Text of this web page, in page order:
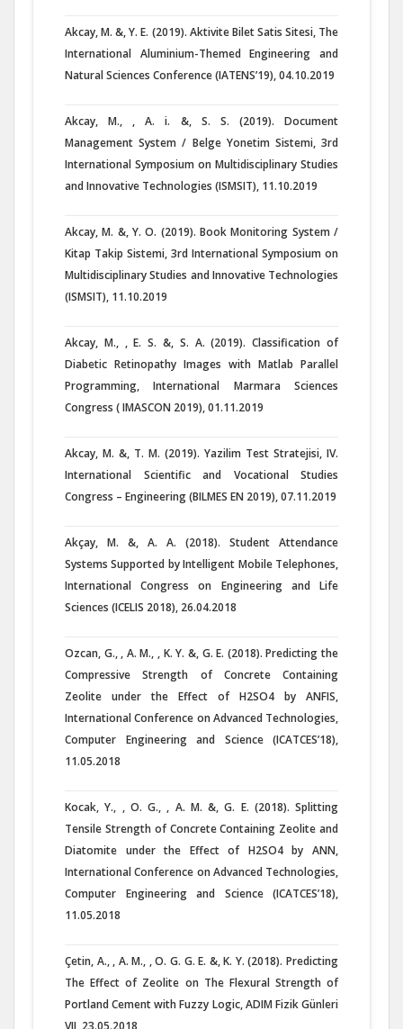
Akcay, M. &, Y. E. (2019). Aktivite Bilet Satis Sitesi, The
International Aluminium-Themed Engineering and
Natural Sciences Conference (IATENS’19), 04.10.2019
Akcay, M., , A. i. &, S. S. (2019). Document
Management System / Belge Yonetim Sistemi, 3rd
International Symposium on Multidisciplinary Studies
and Innovative Technologies (ISMSIT), 11.10.2019
Akcay, M. &, Y. O. (2019). Book Monitoring System /
Kitap Takip Sistemi, 3rd International Symposium on
Multidisciplinary Studies and Innovative Technologies
(ISMSIT), 11.10.2019
Akcay, M., , E. S. &, S. A. (2019). Classification of
Diabetic Retinopathy Images with Matlab Parallel
Programming, International Marmara Sciences
Congress ( IMASCON 2019), 01.11.2019
Akcay, M. &, T. M. (2019). Yazilim Test Stratejisi, IV.
International Scientific and Vocational Studies
Congress – Engineering (BILMES EN 2019), 07.11.2019
Akçay, M. &, A. A. (2018). Student Attendance
Systems Supported by Intelligent Mobile Telephones,
International Congress on Engineering and Life
Sciences (ICELIS 2018), 26.04.2018
Ozcan, G., , A. M., , K. Y. &, G. E. (2018). Predicting the
Compressive Strength of Concrete Containing
Zeolite under the Effect of H2SO4 by ANFIS,
International Conference on Advanced Technologies,
Computer Engineering and Science (ICATCES’18),
11.05.2018
Kocak, Y., , O. G., , A. M. &, G. E. (2018). Splitting
Tensile Strength of Concrete Containing Zeolite and
Diatomite under the Effect of H2SO4 by ANN,
International Conference on Advanced Technologies,
Computer Engineering and Science (ICATCES’18),
11.05.2018
Çetin, A., , A. M., , O. G. G. E. &, K. Y. (2018). Predicting
The Effect of Zeolite on The Flexural Strength of
Portland Cement with Fuzzy Logic, ADIM Fizik Günleri
VII, 23.05.2018